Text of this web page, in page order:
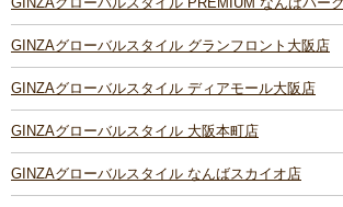
GINZAグローバルスタイル グランフロント大阪店
GINZAグローバルスタイル ディアモール大阪店
GINZAグローバルスタイル 大阪本町店
GINZAグローバルスタイル なんばスカイオ店